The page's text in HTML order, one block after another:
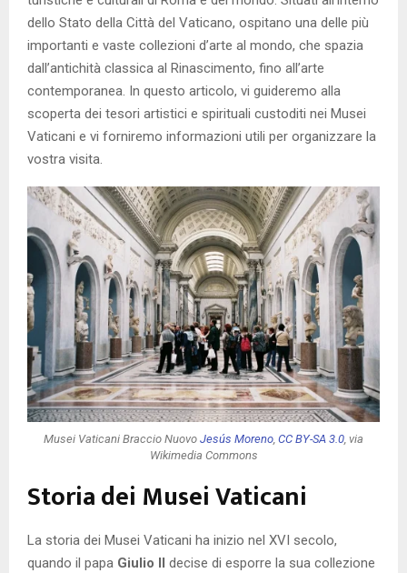
dello Stato della Città del Vaticano, ospitano una delle più
importanti e vaste collezioni d’arte al mondo, che spazia
dall’antichità classica al Rinascimento, fino all’arte
contemporanea. In questo articolo, vi guideremo alla
scoperta dei tesori artistici e spirituali custoditi nei Musei
Vaticani e vi forniremo informazioni utili per organizzare la
vostra visita.
Musei Vaticani Braccio Nuovo Jesús Moreno CC BY-SA 3.0 , via
Wikimedia Commons
Storia dei Musei Vaticani
La storia dei Musei Vaticani ha inizio nel XVI secolo,
quando il papa Giulio II
decise di esporre la sua collezione